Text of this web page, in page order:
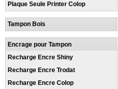
Plaque Seule Printer Colop
Tampon Bois
Encrage pour Tampon
Recharge Encre Shiny
Recharge Encre Trodat
Recharge Encre Colop